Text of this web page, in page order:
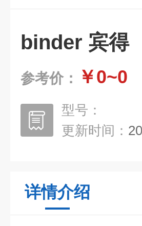
binder 宾得
参考价： ￥0~0
型号：
更新时间：
详情介绍